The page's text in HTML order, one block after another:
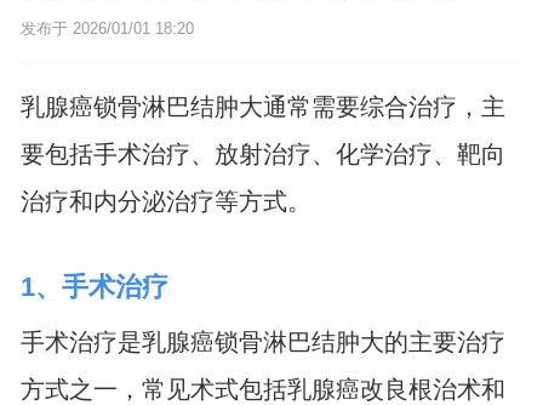
发布于 2026/01/01 18:20
乳腺癌锁骨淋巴结肿大通常需要综合治疗，主
要包括手术治疗、放射治疗、化学治疗、靶向
治疗和内分泌治疗等方式。
1、手术治疗
手术治疗是乳腺癌锁骨淋巴结肿大的主要治疗
方式之一，常见术式包括乳腺癌改良根治术和